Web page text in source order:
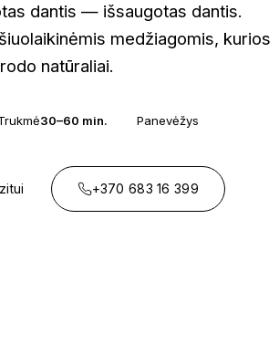
dantis — išsaugotas dantis.
medžiagomis, kurios
natūraliai.
30–60 min. Panevėžys
+370 683 16 399